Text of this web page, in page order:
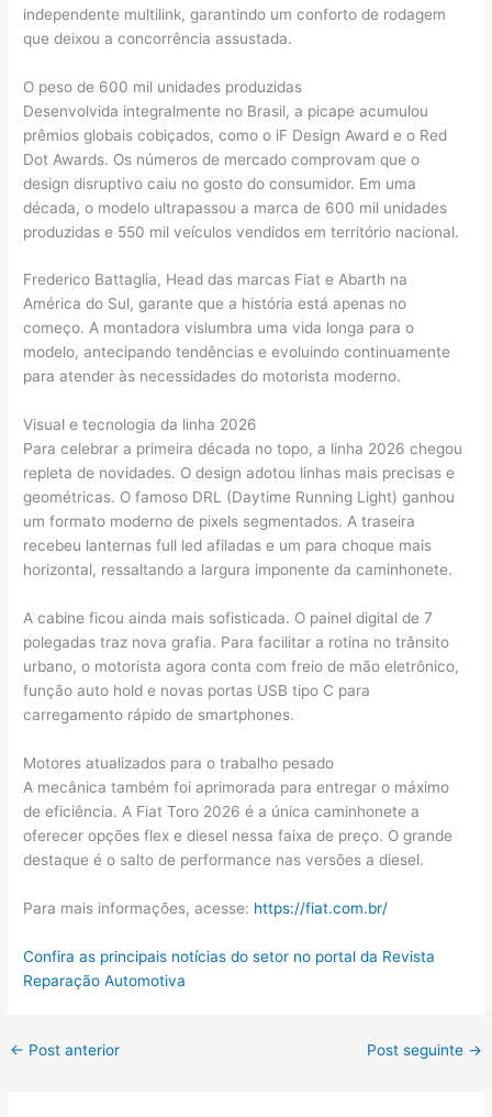
independente multilink, garantindo um conforto de rodagem
que deixou a concorrência assustada.
O peso de 600 mil unidades produzidas
Desenvolvida integralmente no Brasil, a picape acumulou
prêmios globais cobiçados, como o iF Design Award e o Red
Dot Awards. Os números de mercado comprovam que o
design disruptivo caiu no gosto do consumidor. Em uma
década, o modelo ultrapassou a marca de 600 mil unidades
produzidas e 550 mil veículos vendidos em território nacional.
Frederico Battaglia, Head das marcas Fiat e Abarth na
América do Sul, garante que a história está apenas no
começo. A montadora vislumbra uma vida longa para o
modelo, antecipando tendências e evoluindo continuamente
para atender às necessidades do motorista moderno.
Visual e tecnologia da linha 2026
Para celebrar a primeira década no topo, a linha 2026 chegou
repleta de novidades. O design adotou linhas mais precisas e
geométricas. O famoso DRL (Daytime Running Light) ganhou
um formato moderno de pixels segmentados. A traseira
recebeu lanternas full led afiladas e um para choque mais
horizontal, ressaltando a largura imponente da caminhonete.
A cabine ficou ainda mais sofisticada. O painel digital de 7
polegadas traz nova grafia. Para facilitar a rotina no trânsito
urbano, o motorista agora conta com freio de mão eletrônico,
função auto hold e novas portas USB tipo C para
carregamento rápido de smartphones.
Motores atualizados para o trabalho pesado
A mecânica também foi aprimorada para entregar o máximo
de eficiência. A Fiat Toro 2026 é a única caminhonete a
oferecer opções flex e diesel nessa faixa de preço. O grande
destaque é o salto de performance nas versões a diesel.
Para mais informações, acesse: https://fiat.com.br/
Confira as principais notícias do setor no portal da Revista
Reparação Automotiva
← Post anterior Post seguinte →